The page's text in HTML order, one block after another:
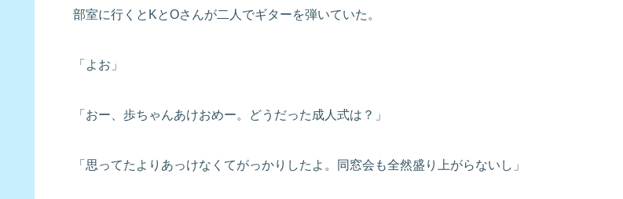
部室に行くとKとOさんが二人でギターを弾いていた。
「よお」
「おー、歩ちゃんあけおめー。どうだった成人式は？」
「思ってたよりあっけなくてがっかりしたよ。同窓会も全然盛り上がらないし」